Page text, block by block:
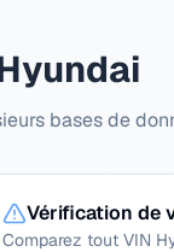
bases de
Vérification de
Comparez tout VIN